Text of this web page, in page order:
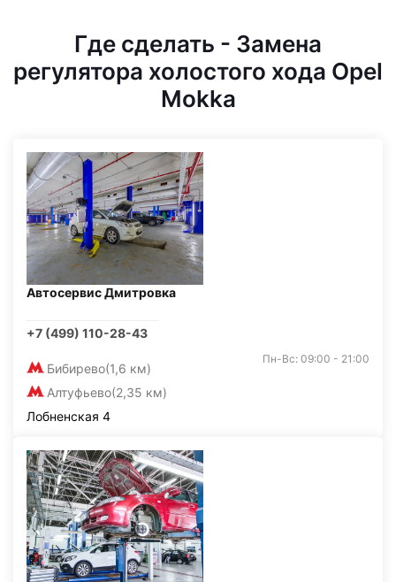
Где сделать - Замена
регулятора холостого хода Opel
Mokka
Автосервис Дмитровка
+7 (499) 110-28-43
Бибирево(1,6 км)
Алтуфьево(2,35 км)
Пн-Вс: 09:00 - 21:00
Лобненская 4